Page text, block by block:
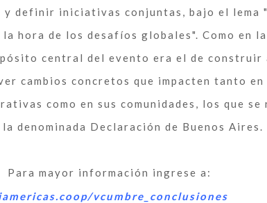
y definir iniciativas conjuntas, bajo el lema
hora de los desafíos globales". Como en
central del evento era el de construir
cambios concretos que impacten tanto
como en sus comunidades, los que se
denominada Declaración de Buenos Aires.
Para mayor información ingrese a:
vcumbre_conclusiones